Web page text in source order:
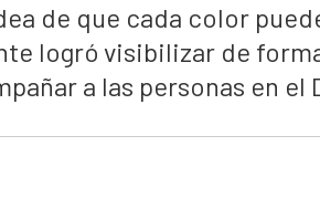
de que cada color
logró visibilizar de
a las personas en el